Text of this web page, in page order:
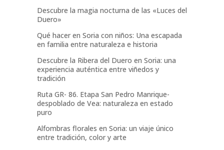
Descubre la magia nocturna de las «Luces del
Duero»
Qué hacer en Soria con niños: Una escapada
en familia entre naturaleza e historia
Descubre la Ribera del Duero en Soria: una
experiencia auténtica entre viñedos y
tradición
Ruta GR- 86. Etapa San Pedro Manrique-
despoblado de Vea: naturaleza en estado
puro
Alfombras florales en Soria: un viaje único
entre tradición, color y arte